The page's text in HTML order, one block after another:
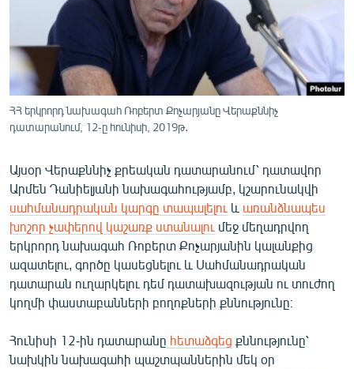
ՍՊՈՐՏ
ՄԵԿՆԱԲԱՆՈՒԹՅՈՒՆ
ՏՏ ԵՒ ԻՆՏԵՐՆԵՏ
ԿՈՐՈՆԱՎԻՐՈՒՍ
ԱՐԽԻՎ
ՏԵՍԱՆՅՈՒԹԵՐ
ԲԱՆԱՎԵՃ
ՁԳՏԵԼՈՎ ԼԱՎԱԳՈՒՅՆԻՆ
ՓՈԴՔԱՍԹ
Հայերեն
Русский
ՀՀ երկրորդ նախագահ Ռոբերտ Քոչարյանը Վերաքննիչ
դատարանում, 12-ը հունիսի, 2019թ․
Այսօր Վերաքննիչ քրեական դատարանում՝ դատավոր
Արմեն Դանիելյանի նախագահությամբ, կշարունակվի
սահմանադրական կարգը տապալելու և առանձնապես
խոշոր չափերով կաշառք ստանալու մեջ մեղադրվող
երկրորդ նախագահ Ռոբերտ Քոչարյանին կալանքից
ազատելու, գործը կասեցնելու և Սահմանադրական
դատարան ուղարկելու դեմ դատախազության ու տուժող
կողմի փաստաբանների բողոքների քննությունը։
Հունիսի 12-ին դատարանը հետաձգեց քննությունը՝
նախկին նախագահի պաշտպաններին մեկ օր